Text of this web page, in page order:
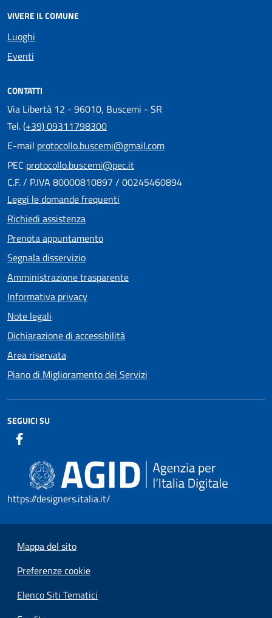
VIVERE IL COMUNE
Luoghi
Eventi
CONTATTI
Via Libertà 12 - 96010, Buscemi - SR
Tel.(+39) 09311798300
E-mail protocollo.buscemi@gmail.com
PEC protocollo.buscemi@pec.it
C.F. / P.IVA 80000810897 / 00245460894
Leggi le domande frequenti
Richiedi assistenza
Prenota appuntamento
Segnala disservizio
Amministrazione trasparente
Informativa privacy
Note legali
Dichiarazione di accessibilità
Area riservata
Piano di Miglioramento dei Servizi
SEGUICI SU
https://designers.italia.it/
Mappa del sito
Preferenze cookie
Elenco Siti Tematici